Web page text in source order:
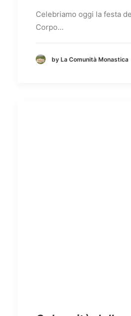
Celebriamo oggi la festa
Corpo…
by La Comunità Monastica